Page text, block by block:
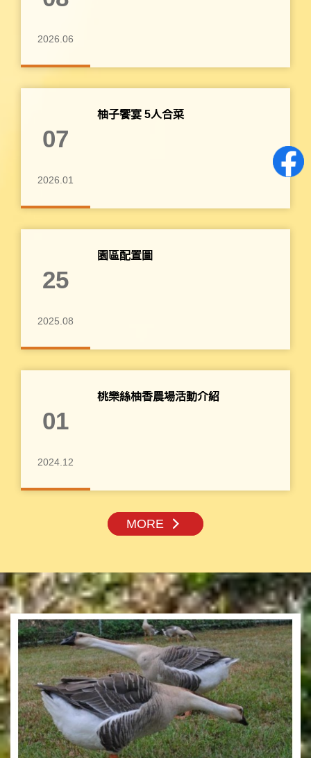
2026.06
07
2026.01
柚子饗宴 5人合菜
25
2025.08
園區配置圖
01
2024.12
桃樂絲柚香農場活動介紹
MORE